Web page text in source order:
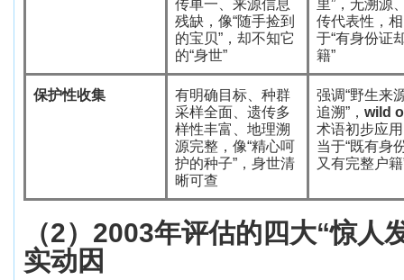
传单一、来源信息
残缺，像“随手捡到
的宝贝” ，却不知它
的“身世”
里” ，无溯源
传代表性，
于“有身份证
籍”
保护性收集
有明确目标、种群
采样全面、遗传多
样性丰富、地理溯
源完整，像“精心呵
护的种子” ，身世清
晰可查
强调“野生来
追溯” ， wild
术语初步应
当于“既有身
又有完整户籍
（2） 2003年评估的四大“惊人
实动因